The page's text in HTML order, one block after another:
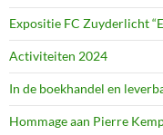
Expositie FC Zuyderlicht
Activiteiten 2024
In de boekhandel en
Hommage aan Pierre